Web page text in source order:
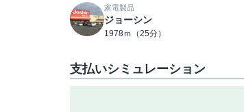
家電製品
ジョーシン
1978ｍ（25分）
支払いシミュレーション